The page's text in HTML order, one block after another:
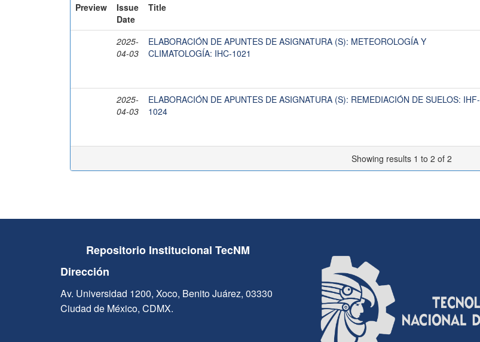
Preview
Issue
Date
Title
2025-
04-03
ELABORACIÓN DE APUNTES DE ASIGNATURA (S): METEOROLOGÍA Y
CLIMATOLOGÍA: IHC-1021
2025-
04-03
ELABORACIÓN DE APUNTES DE ASIGNATURA (S): REMEDIACIÓN DE SUELOS: IHF-
1024
Showing results 1 to 2 of 2
Repositorio Institucional TecNM
Dirección
Av. Universidad 1200, Xoco, Benito Juárez, 03330
Ciudad de México, CDMX.